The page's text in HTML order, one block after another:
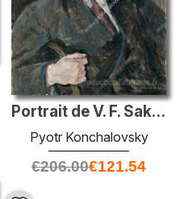
Portrait de V. F. Sakharov
Pyotr Konchalovsky
€206.00€121.54